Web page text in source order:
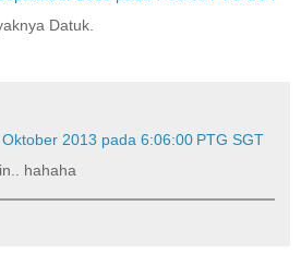
Datuk.
2013 pada 6:06:00 PTG SGT
hahaha